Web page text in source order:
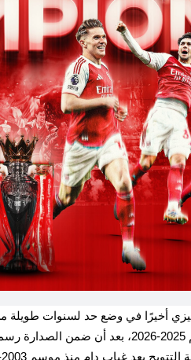
أخيرًا في وضع حد لسنوات طويلة
الإنجليزي الممتاز موسم 2025-
بعد غياب دام منذ موسم 2003-2004